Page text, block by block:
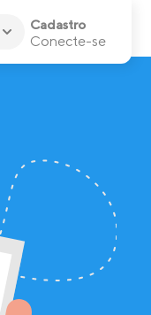
Cadastro
Conecte-se